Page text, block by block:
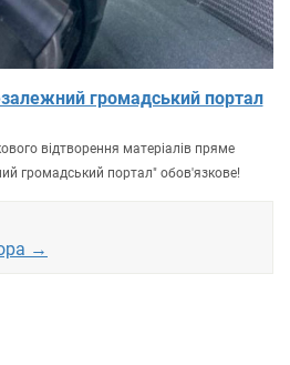
громадський портал
відтворення матеріалів пряме
громадський портал" обов'язкове!
→